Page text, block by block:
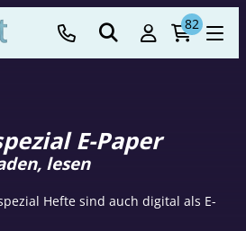
82
E-Paper
lesen
Hefte sind auch digital als E-